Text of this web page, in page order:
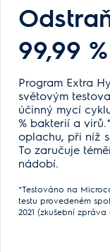
99,99
Program Extra
světovým
účinný mycí
% bakterií a
oplachu, při níž
To zaručuje
nádobí.
*Testováno na
testu provedeném
2021 (zkušební zpráva